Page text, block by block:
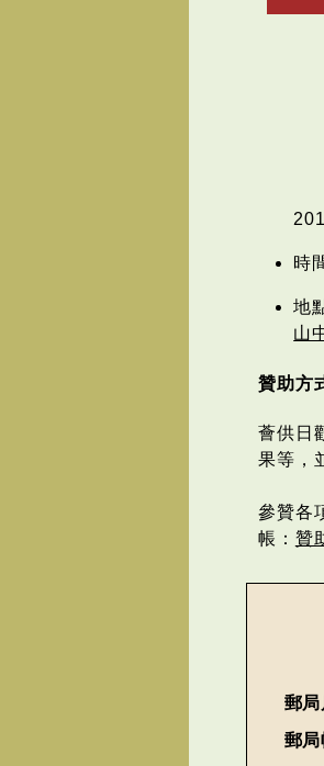
時
地
山
贊助方
薈供日
果等，
參贊各
帳： 贊
郵局
郵局